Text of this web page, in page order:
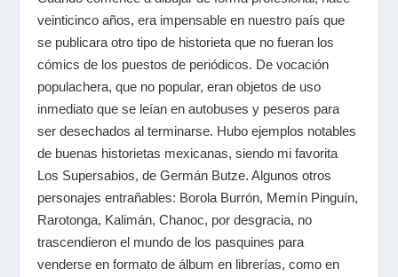
veinticinco años, era impensable en nuestro país que
se publicara otro tipo de historieta que no fueran los
cómics de los puestos de periódicos. De vocación
populachera, que no popular, eran objetos de uso
inmediato que se leían en autobuses y peseros para
ser desechados al terminarse. Hubo ejemplos notables
de buenas historietas mexicanas, siendo mi favorita
Los Supersabios, de Germán Butze. Algunos otros
personajes entrañables: Borola Burrón, Memín Pinguín,
Rarotonga, Kalimán, Chanoc, por desgracia, no
trascendieron el mundo de los pasquines para
venderse en formato de álbum en librerías, como en